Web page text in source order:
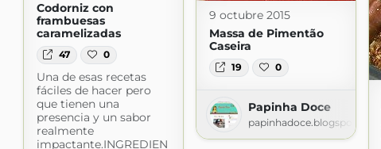
Codorniz con
frambuesas
caramelizadas
47 0
Una de esas recetas
fáciles de hacer pero
que tienen una
presencia y un sabor
realmente
impactante.INGREDIEN
9 octubre 2015
Massa de Pimentão
Caseira
19 0
Papinha Doce
papinhadoce.blogspot.com